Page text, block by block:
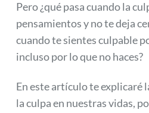
Pero ¿qué pasa cuando la
pensamientos y no te deja
cuando te sientes culpable
incluso por lo que no haces?
En este artículo te explicaré
la culpa en nuestras vidas,